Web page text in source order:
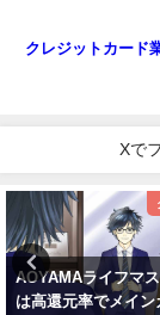
クレジットカード
Xで
AOYAMAライフマ
は高還元率でメイン